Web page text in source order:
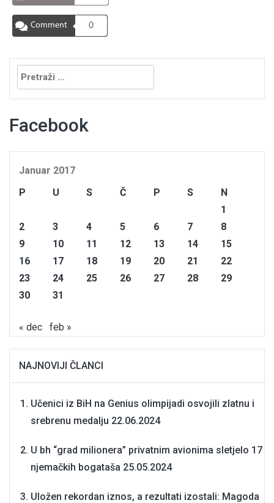
Comment 0
Pretraga:
Facebook
Januar 2017
P
U S Č P S
N
1
2
3 4 5 6 7
8
9
10 11 12 13 14
15
16
17 18 19 20 21
22
23
24 25 26 27 28
29
30
31
« dec feb »
NAJNOVIJI ČLANCI
Učenici iz BiH na Genius olimpijadi osvojili zlatnu i
srebrenu medalju 22.06.2024
U bh “grad milionera” privatnim avionima sletjelo 17
njemačkih bogataša 25.05.2024
Uložen rekordan iznos, a rezultati izostali: Magoda